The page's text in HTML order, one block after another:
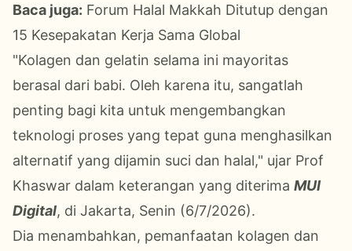
Baca juga: Forum Halal Makkah Ditutup dengan
15 Kesepakatan Kerja Sama Global
"Kolagen dan gelatin selama ini mayoritas
berasal dari babi. Oleh karena itu, sangatlah
penting bagi kita untuk mengembangkan
teknologi proses yang tepat guna menghasilkan
alternatif yang dijamin suci dan halal," ujar Prof
Khaswar dalam keterangan yang diterima MUI
Digital, di Jakarta, Senin (6/7/2026).
Dia menambahkan, pemanfaatan kolagen dan